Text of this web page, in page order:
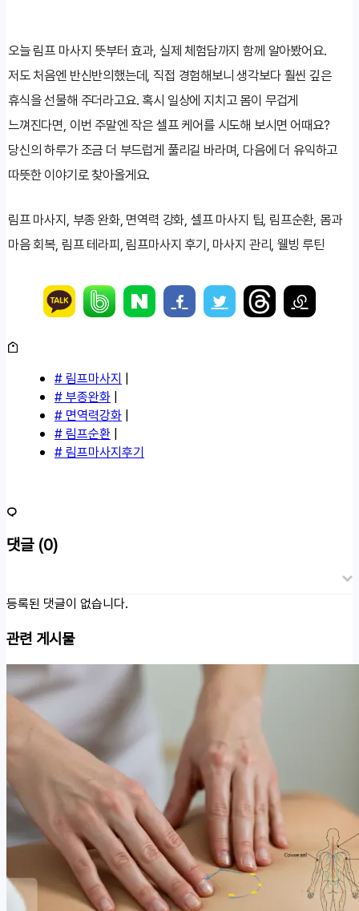
오늘 림프 마사지 뜻부터 효과, 실제 체험담까지 함께 알아봤어요.
저도 처음엔 반신반의했는데, 직접 경험해보니 생각보다 훨씬 깊은
휴식을 선물해 주더라고요. 혹시 일상에 지치고 몸이 무겁게
느껴진다면, 이번 주말엔 작은 셀프 케어를 시도해 보시면 어때요?
당신의 하루가 조금 더 부드럽게 풀리길 바라며, 다음에 더 유익하고
따뜻한 이야기로 찾아올게요.
림프 마사지, 부종 완화, 면역력 강화, 셀프 마사지 팁, 림프순환, 몸과
마음 회복, 림프 테라피, 림프마사지 후기, 마사지 관리, 웰빙 루틴
# 림프마사지 |
# 부종완화 |
# 면역력강화 |
# 림프순환 |
# 림프마사지후기
댓글 (0)
등록된 댓글이 없습니다.
관련 게시물